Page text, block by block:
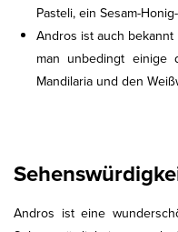
Pasteli, ein Sesam-
Andros ist auch
man unbedingt einige
Mandilaria und den
Andros ist eine